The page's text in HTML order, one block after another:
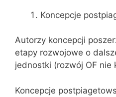
Koncepcje
Autorzy koncepcji
etapy rozwojowe o
jednostki (rozwój OF nie
Koncepcje